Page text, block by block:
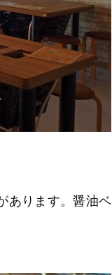
あります。醤油ベ